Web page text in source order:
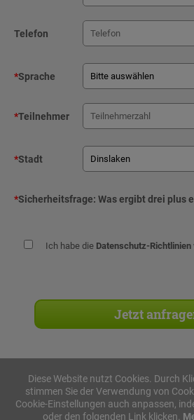
Telefon
*Sprache
*Teilnehmer
*Stadt
*Sicherheitsfrage: Was ergibt drei plus
Ich habe die Datenschutz-Richtlinien
Stadtrallyes
iPad Rallye
Diese Website nutzt Cookies. Durch
stimmen Sie der Verwendung von
Cookie-Einstellungen auch anpassen,
oder den folgenden Link klicken.